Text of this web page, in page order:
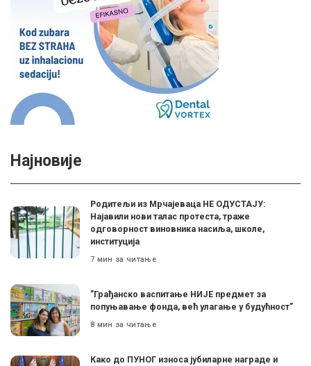
Најновије
Родитељи из Мрчајеваца НЕ ОДУСТАЈУ:
Најавили нови талас протеста, траже
одговорност виновника насиља, школе,
институција
7 мин за читање
”Грађанско васпитање НИЈЕ предмет за
попуњавање фонда, већ улагање у будућност”
8 мин за читање
Како до ПУНОГ износа јубиларне награде и